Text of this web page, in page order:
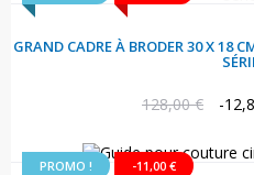
GRAND CADRE À BRODER 30 X 18
Prix
128,00 € -
PROMO ! -11,00 €